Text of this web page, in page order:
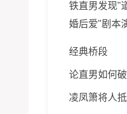
铁直男发现"
婚后爱"剧本
经典桥段
论直男如何
凌凤箫将人